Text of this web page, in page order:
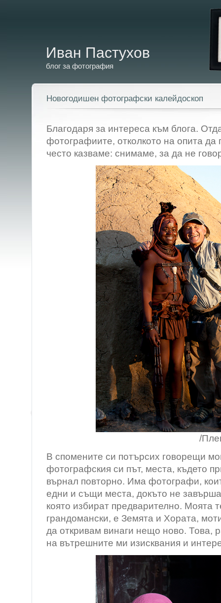
Иван Пастухов
блог за фотография
Новогодишен фотографски калейдоскоп
Благодаря за интереса към блога.
фотографиите, отколкото на опита
често казваме: снимаме, за да не
/Племето
В спомените си потърсих говорещи
фотографския си път, места, където
върнал повторно. Има фотографи,
едни и същи места, докъто не
която избират предварително. Моята
грандомански, е Земята и Хората,
да откривам винаги нещо ново. Това,
на вътрешните ми изисквания и